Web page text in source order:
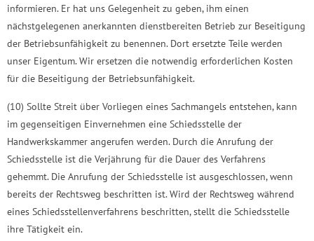
informieren. Er hat uns Gelegenheit zu geben, ihm einen
nächstgelegenen anerkannten dienstbereiten Betrieb zur Beseitigung
der Betriebsunfähigkeit zu benennen. Dort ersetzte Teile werden
unser Eigentum. Wir ersetzen die notwendig erforderlichen Kosten
für die Beseitigung der Betriebsunfähigkeit.
(10) Sollte Streit über Vorliegen eines Sachmangels entstehen, kann
im gegenseitigen Einvernehmen eine Schiedsstelle der
Handwerkskammer angerufen werden. Durch die Anrufung der
Schiedsstelle ist die Verjährung für die Dauer des Verfahrens
gehemmt. Die Anrufung der Schiedsstelle ist ausgeschlossen, wenn
bereits der Rechtsweg beschritten ist. Wird der Rechtsweg während
eines Schiedsstellenverfahrens beschritten, stellt die Schiedsstelle
ihre Tätigkeit ein.